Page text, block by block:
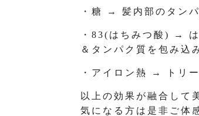
・糖 → 髪内部のタン
・83(はちみつ酸) →
＆タンパク質を包み込
・アイロン熱 → トリ
以上の効果が融合して
気になる方は是非ご体